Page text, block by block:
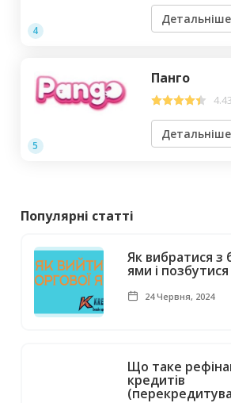
4
Детальніше
5
Панго
4.43
Детальніше
Популярні статті
Як вибратися з
ями і позбутися
24 Червня, 2024
Що таке
кредитів